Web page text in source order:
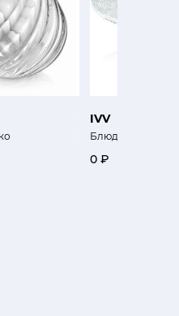
IVV
Блюдо Бриллиант
0 ₽